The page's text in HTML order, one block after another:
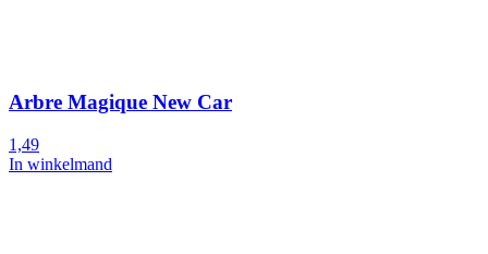
Arbre Magique New Car
1,49
In winkelmand